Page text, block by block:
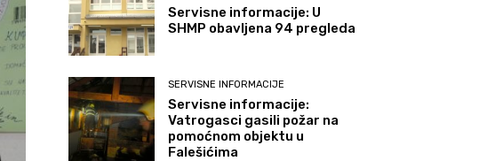
Servisne informacije: U
SHMP obavljena 94 pregleda
SERVISNE INFORMACIJE
Servisne informacije:
Vatrogasci gasili požar na
pomoćnom objektu u
Falešićima